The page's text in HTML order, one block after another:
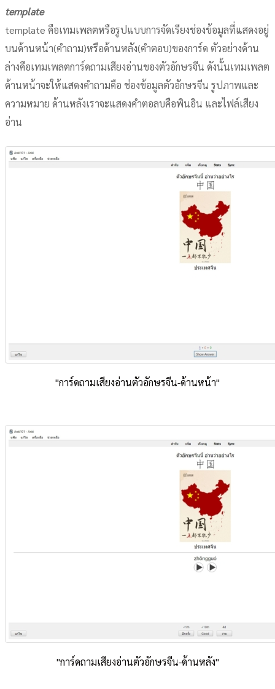
template
template คือเทมเพลตหรือรูปแบบการจัดเรียงช่องข้อมูลที่แสดงอยู่
บนด้านหน้า(คำถาม)หรือด้านหลัง(คำตอบ)ของการ์ด ตัวอย่างด้าน
ล่างคือเทมเพลตการ์ดถามเสียงอ่านของตัวอักษรจีน ดังนั้นเทมเพลต
ด้านหน้าจะให้แสดงคำถามคือ ช่องข้อมูลตัวอักษรจีน รูปภาพและ
ความหมาย ด้านหลังเราจะแสดงคำตอลบคือพินอิน และไฟล์เสียง
อ่าน
"การ์ดถามเสียงอ่านตัวอักษรจีน-ด้านหน้า"
"การ์ดถามเสียงอ่านตัวอักษรจีน-ด้านหลัง"